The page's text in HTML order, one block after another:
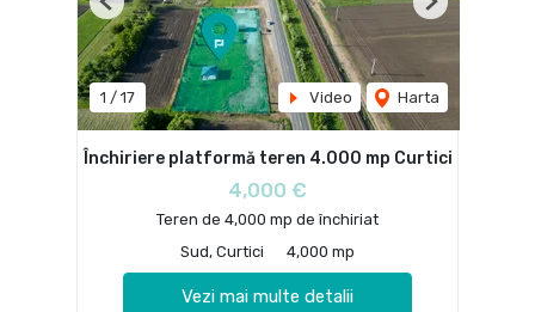
1 / 17 Video Harta
Previous Next
Închiriere platformă teren 4.000 mp Curtici
4,000 €
Teren de 4,000 mp de închiriat
Sud, Curtici
4,000 mp
Vezi mai multe detalii